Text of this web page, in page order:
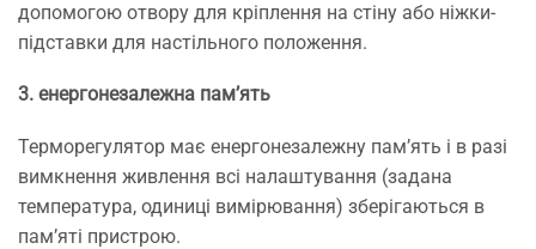
допомогою отвору для кріплення на стіну або ніжки-
підставки для настільного положення.
3. енергонезалежна пам’ять
Терморегулятор має енергонезалежну пам’ять і в разі
вимкнення живлення всі налаштування (задана
температура, одиниці вимірювання) зберігаються в
пам’яті пристрою.